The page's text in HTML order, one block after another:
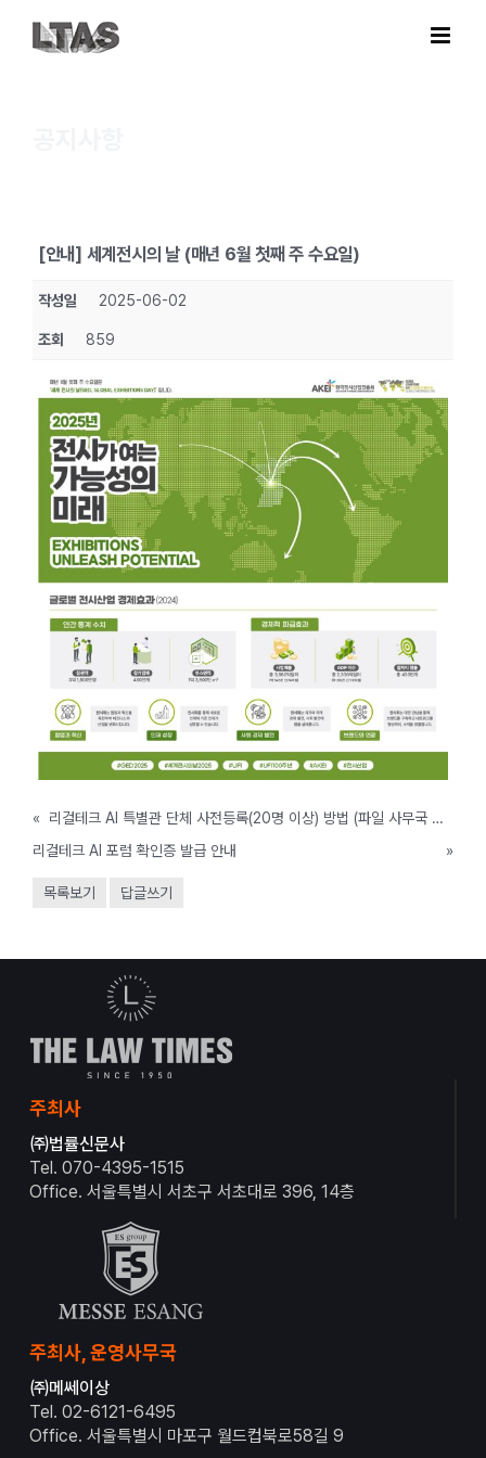
content
[안내] 세계전시의 날 (매년 6월 첫째 주 수요일)
작성일 2025-06-02
조회 859
«
리걸테크 AI 특별관 단체 사전등록(20명 이상) 방법 (파일 사무국 제출)
리걸테크 AI 포럼 확인증 발급 안내
»
목록보기 답글쓰기
주최사
㈜법률신문사
Tel. 070-4395-1515
Office. 서울특별시 서초구 서초대로 396, 14층
주최사, 운영사무국
㈜메쎄이상
Tel. 02-6121-6495
Office. 서울특별시 마포구 월드컵북로58길 9